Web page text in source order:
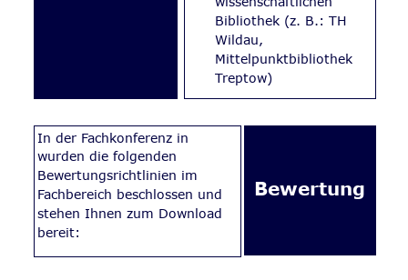
Bewertung
In der Fachkonferenz in
wurden die folgenden
Bewertungsrichtlinien im
Fachbereich beschlossen und
stehen Ihnen zum Download
bereit:
Bibliothek (z. B.: TH
Wildau,
Mittelpunktbibliothek
Treptow)